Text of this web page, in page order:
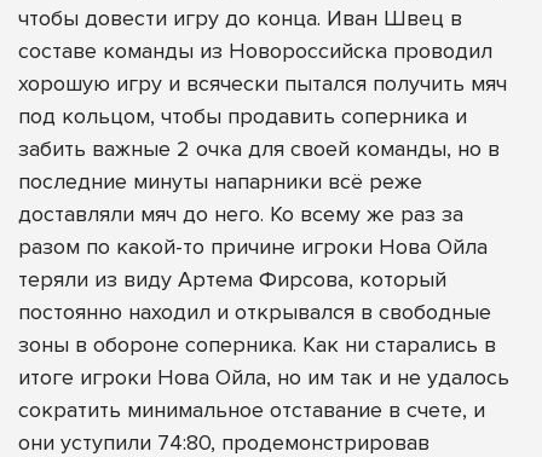
чтобы довести игру до конца. Иван Швец в
составе команды из Новороссийска проводил
хорошую игру и всячески пытался получить мяч
под кольцом, чтобы продавить соперника и
забить важные 2 очка для своей команды, но в
последние минуты напарники всё реже
доставляли мяч до него. Ко всему же раз за
разом по какой-то причине игроки Нова Ойла
теряли из виду Артема Фирсова, который
постоянно находил и открывался в свободные
зоны в обороне соперника. Как ни старались в
итоге игроки Нова Ойла, но им так и не удалось
сократить минимальное отставание в счете, и
они уступили 74:80, продемонстрировав